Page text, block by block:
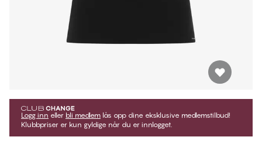
Logg inn eller bli medlem lås opp dine eksklusive medlemstilbud!
Klubbpriser er kun gyldige når du er innlogget.